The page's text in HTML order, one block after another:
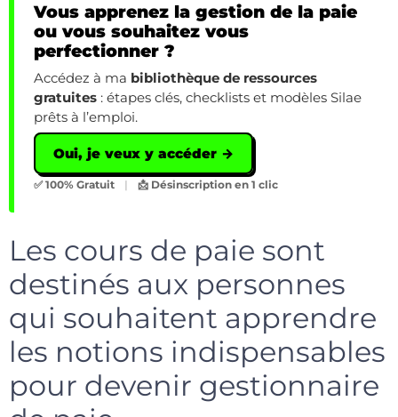
Vous apprenez la gestion de la paie
ou vous souhaitez vous
perfectionner ?
Accédez à ma bibliothèque de ressources
gratuites : étapes clés, checklists et modèles Silae
prêts à l’emploi.
Oui, je veux y accéder →
✅ 100% Gratuit | 📩 Désinscription en 1 clic
Les cours de paie sont
destinés aux personnes
qui souhaitent apprendre
les notions indispensables
pour devenir gestionnaire